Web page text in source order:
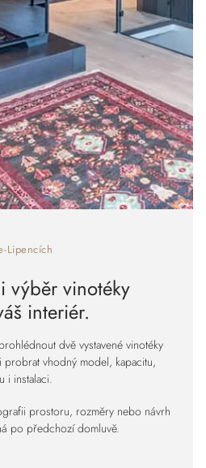
Lipencích
výběr vinotéky
interiér.
dvě vystavené vinotéky
probrat vhodný model, kapacitu,
i instalaci.
prostoru, rozměry nebo návrh
po předchozí domluvě.